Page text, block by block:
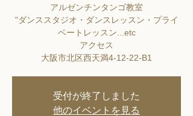
アルゼンチンタンゴ教室
"ダンススタジオ・ダンスレッスン・プライ
ベートレッスン...etc
アクセス
大阪市北区西天満4-12-22-B1
受付が終了しました
他のイベントを見る